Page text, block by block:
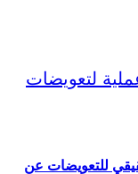
للتعويضات عن